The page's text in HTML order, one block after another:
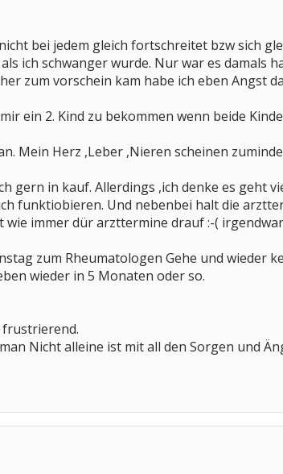
bei jedem gleich fortschreitet bzw sich
ich schwanger wurde. Nur war es damals
zum vorschein kam habe ich eben Angst
ein 2. Kind zu bekommen wenn beide
Mein Herz ,Leber ,Nieren scheinen
gern in kauf. Allerdings ,ich denke es geht
funktiobieren. Und nebenbei halt die
immer dür arzttermine drauf :-(
zum Rheumatologen Gehe und wieder
wieder in 5 Monaten oder so.
frustrierend.
Nicht alleine ist mit all den Sorgen und